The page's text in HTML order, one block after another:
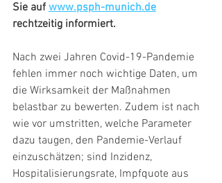
Sie auf www.psph-munich.de
rechtzeitig informiert.
Nach zwei Jahren Covid-19-Pandemie
fehlen immer noch wichtige Daten, um
die Wirksamkeit der Maßnahmen
belastbar zu bewerten. Zudem ist nach
wie vor umstritten, welche Parameter
dazu taugen, den Pandemie-Verlauf
einzuschätzen; sind Inzidenz,
Hospitalisierungsrate, Impfquote aus